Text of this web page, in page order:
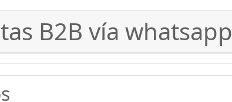
B2B vía whatsapp